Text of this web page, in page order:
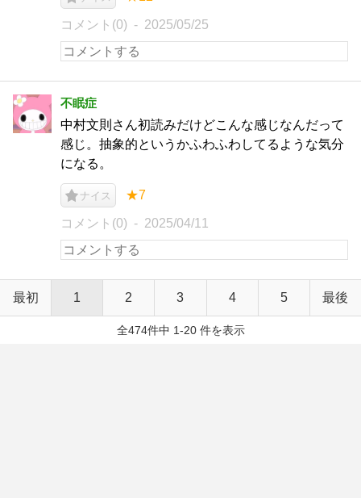
コメント(0) 2025/05/25
不眠症
中村文則さん初読みだけどこんな感じなんだって
感じ。抽象的というかふわふわしてるような気分
になる。
ナイス ★7
コメント(0) 2025/04/11
最初 1 2 3 4 5 最後
全474件中 1-20 件を表示